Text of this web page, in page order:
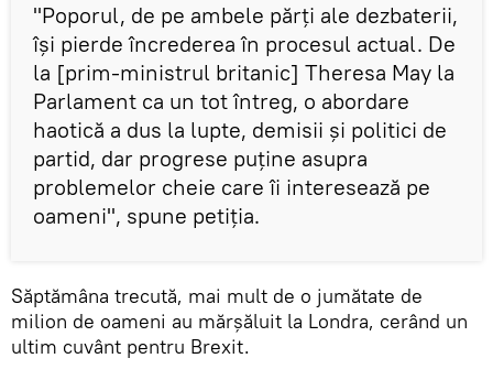
"Poporul, de pe ambele părți ale dezbaterii,
își pierde încrederea în procesul actual. De
la [prim-ministrul britanic] Theresa May la
Parlament ca un tot întreg, o abordare
haotică a dus la lupte, demisii și politici de
partid, dar progrese puţine asupra
problemelor cheie care îi interesează pe
oameni", spune petiția.
Săptămâna trecută, mai mult de o jumătate de
milion de oameni au mărşăluit la Londra, cerând un
ultim cuvânt pentru Brexit.